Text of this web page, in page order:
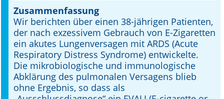
A&I English
Mediadaten
Autoren-Service
Bestell-Service
Zusammenfassung
Wir berichten über einen 38-jährigen Patienten,
der nach exzessivem Gebrauch von E-Zigaretten
ein akutes Lungenversagen mit ARDS (Acute
Respiratory Distress Syndrome) entwickelte.
Die mikrobiologische und immunologische
Abklärung des pulmonalen Versagens blieb
ohne Ergebnis, so dass als